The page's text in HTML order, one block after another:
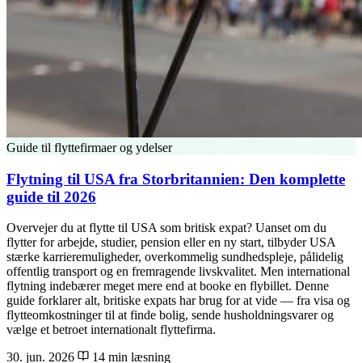
Guide til flyttefirmaer og ydelser
Flytning til USA fra Storbritannien: Den komplette
guide til 2026
Overvejer du at flytte til USA som britisk expat? Uanset om du
flytter for arbejde, studier, pension eller en ny start, tilbyder USA
stærke karrieremuligheder, overkommelig sundhedspleje, pålidelig
offentlig transport og en fremragende livskvalitet. Men international
flytning indebærer meget mere end at booke en flybillet. Denne
guide forklarer alt, britiske expats har brug for at vide — fra visa og
flytteomkostninger til at finde bolig, sende husholdningsvarer og
vælge et betroet internationalt flyttefirma.
30. jun. 2026
14 min læsning